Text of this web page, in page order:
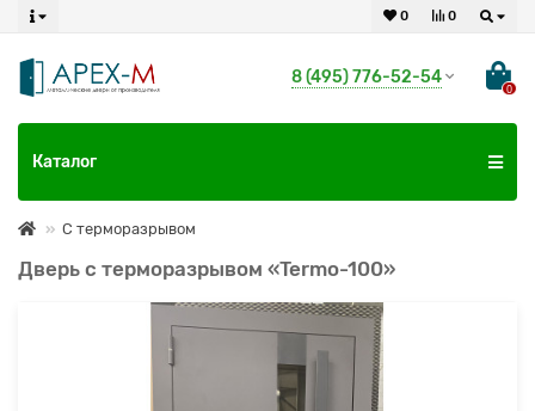
0
0
8 (495) 776-52-54
0
Каталог
С терморазрывом
Дверь с терморазрывом «Termo-100»